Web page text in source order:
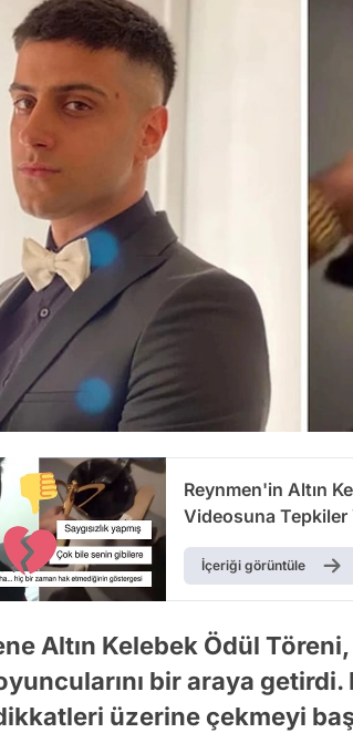
Reynmen'in Altın
Videosuna Tepkiler
İçeriği görüntüle
Altın Kelebek Ödül
bir araya getirdi.
üzerine çekmeyi